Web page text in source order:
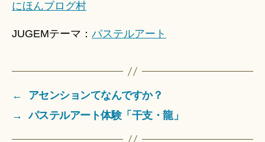
にほんブログ村
JUGEMテーマ： パステルアート
←
アセンションてなんですか？
→
パステルアート体験「干支・龍」